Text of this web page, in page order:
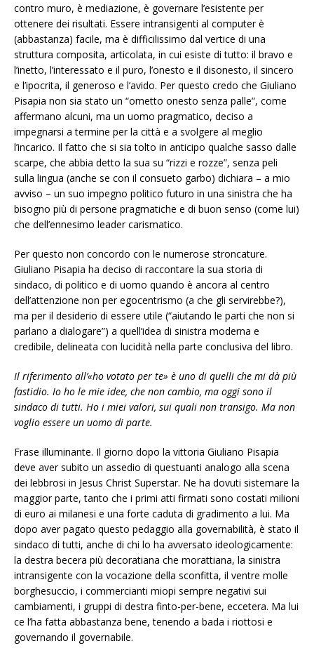
contro muro, è mediazione, è governare l’esistente per
ottenere dei risultati. Essere intransigenti al computer è
(abbastanza) facile, ma è difficilissimo dal vertice di una
struttura composita, articolata, in cui esiste di tutto: il bravo e
l’inetto, l’interessato e il puro, l’onesto e il disonesto, il sincero
e l’ipocrita, il generoso e l’avido. Per questo credo che Giuliano
Pisapia non sia stato un “ometto onesto senza palle”, come
affermano alcuni, ma un uomo pragmatico, deciso a
impegnarsi a termine per la città e a svolgere al meglio
l’incarico. Il fatto che si sia tolto in anticipo qualche sasso dalle
scarpe, che abbia detto la sua su “rizzi e rozze”, senza peli
sulla lingua (anche se con il consueto garbo) dichiara – a mio
avviso – un suo impegno politico futuro in una sinistra che ha
bisogno più di persone pragmatiche e di buon senso (come lui)
che dell’ennesimo leader carismatico.
Per questo non concordo con le numerose stroncature.
Giuliano Pisapia ha deciso di raccontare la sua storia di
sindaco, di politico e di uomo quando è ancora al centro
dell’attenzione non per egocentrismo (a che gli servirebbe?),
ma per il desiderio di essere utile (“aiutando le parti che non si
parlano a dialogare”) a quell’idea di sinistra moderna e
credibile, delineata con lucidità nella parte conclusiva del libro.
Il riferimento all’«ho votato per te» è uno di quelli che mi dà più
fastidio. Io ho le mie idee, che non cambio, ma oggi sono il
sindaco di tutti. Ho i miei valori, sui quali non transigo. Ma non
voglio essere un uomo di parte.
Frase illuminante. Il giorno dopo la vittoria Giuliano Pisapia
deve aver subito un assedio di questuanti analogo alla scena
dei lebbrosi in Jesus Christ Superstar. Ne ha dovuti sistemare la
maggior parte, tanto che i primi atti firmati sono costati milioni
di euro ai milanesi e una forte caduta di gradimento a lui. Ma
dopo aver pagato questo pedaggio alla governabilità, è stato il
sindaco di tutti, anche di chi lo ha avversato ideologicamente:
la destra becera più decoratiana che morattiana, la sinistra
intransigente con la vocazione della sconfitta, il ventre molle
borghesuccio, i commercianti miopi sempre negativi sui
cambiamenti, i gruppi di destra finto-per-bene, eccetera. Ma lui
ce l’ha fatta abbastanza bene, tenendo a bada i riottosi e
governando il governabile.